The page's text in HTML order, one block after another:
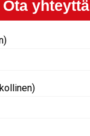
Ota yhteyttä